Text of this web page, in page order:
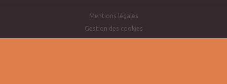
Mentions légales
Gestion des cookies